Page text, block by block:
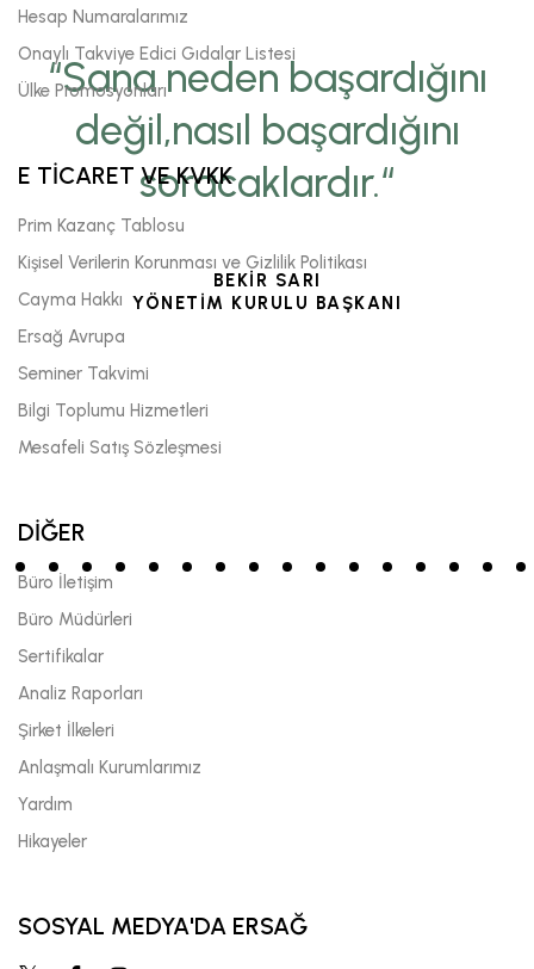
“Sana neden başardığını
değil,nasıl başardığını
soracaklardır.“
BEKİR SARI
YÖNETİM KURULU BAŞKANI
Hesap Numaralarımız
Onaylı Takviye Edici Gıdalar Listesi
Ülke Promosyonları
E TİCARET VE KVKK
Prim Kazanç Tablosu
Kişisel Verilerin Korunması ve Gizlilik Politikası
Cayma Hakkı
Ersağ Avrupa
Seminer Takvimi
Bilgi Toplumu Hizmetleri
Mesafeli Satış Sözleşmesi
DİĞER
Büro İletişim
Büro Müdürleri
Sertifikalar
Analiz Raporları
Şirket İlkeleri
Anlaşmalı Kurumlarımız
Yardım
Hikayeler
SOSYAL MEDYA'DA ERSAĞ